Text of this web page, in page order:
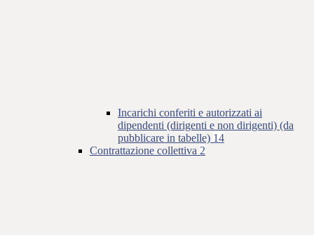
Incarichi conferiti e autorizzati ai
dipendenti (dirigenti e non dirigenti) (da
pubblicare in tabelle) 14
Contrattazione collettiva 2